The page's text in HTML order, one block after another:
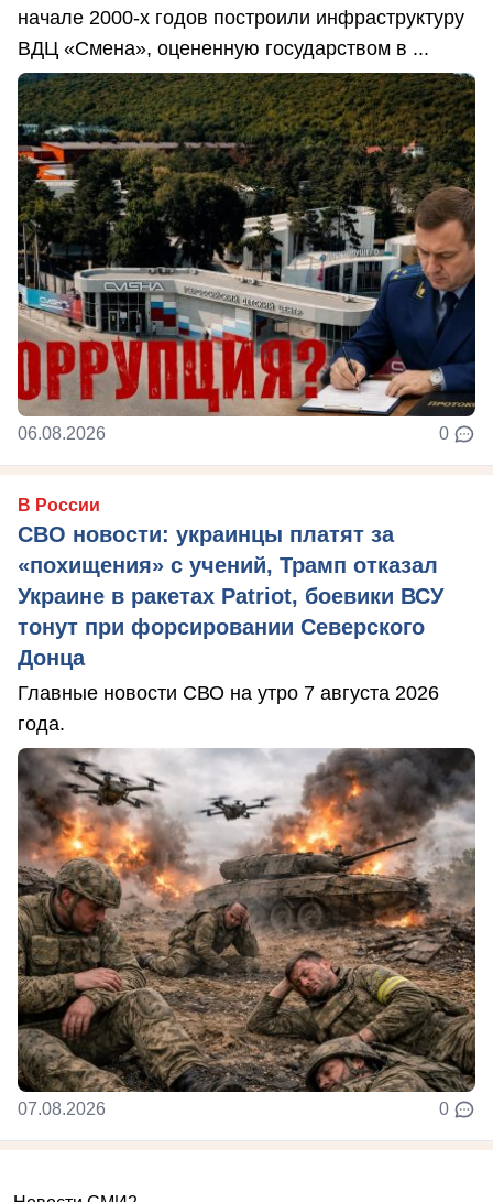
начале 2000-х годов построили инфраструктуру
ВДЦ «Смена», оцененную государством в ...
06.08.2026 0
В России
СВО новости: украинцы платят за
«похищения» с учений, Трамп отказал
Украине в ракетах Patriot, боевики ВСУ
тонут при форсировании Северского
Донца
Главные новости СВО на утро 7 августа 2026
года.
07.08.2026 0